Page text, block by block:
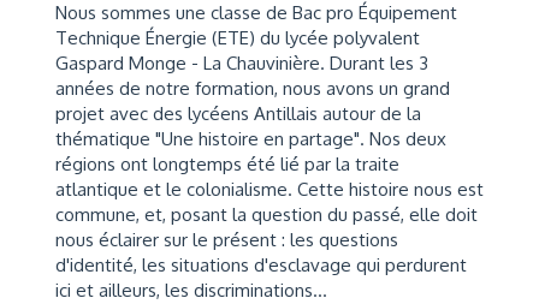
Nous sommes une classe de Bac pro Équipement
Technique Énergie (ETE) du lycée polyvalent
Gaspard Monge - La Chauvinière. Durant les 3
années de notre formation, nous avons un grand
projet avec des lycéens Antillais autour de la
thématique "Une histoire en partage". Nos deux
régions ont longtemps été lié par la traite
atlantique et le colonialisme. Cette histoire nous est
commune, et, posant la question du passé, elle doit
nous éclairer sur le présent : les questions
d'identité, les situations d'esclavage qui perdurent
ici et ailleurs, les discriminations...